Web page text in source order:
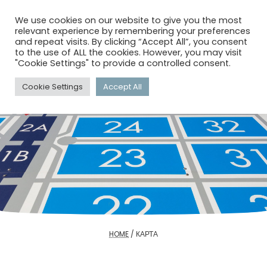
menu search
HOME / КАРТА
We use cookies on our website to give you the most
relevant experience by remembering your preferences
and repeat visits. By clicking “Accept All”, you consent
to the use of ALL the cookies. However, you may visit
"Cookie Settings" to provide a controlled consent.
Cookie Settings Accept All